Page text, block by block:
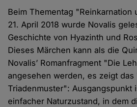
Beim Thementag "Reinkarnation
21. April 2018 wurde Novalis
Geschichte von Hyazinth und
Dieses Märchen kann als die
Novalis’ Romanfragment "Die
angesehen werden, es zeigt das
Triadenmuster": Ausgangspunkt
einfacher Naturzustand, in dem